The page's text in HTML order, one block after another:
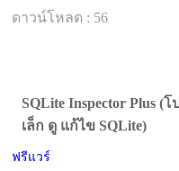
ดาวน์โหลด : 56
SQLite Inspector Plus
เล็ก ดู แก้ไข SQLite)
ฟรีแวร์